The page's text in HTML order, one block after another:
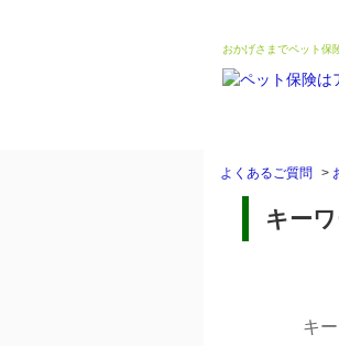
おかげさまでペット保
よくあるご質問 >
キー
キ